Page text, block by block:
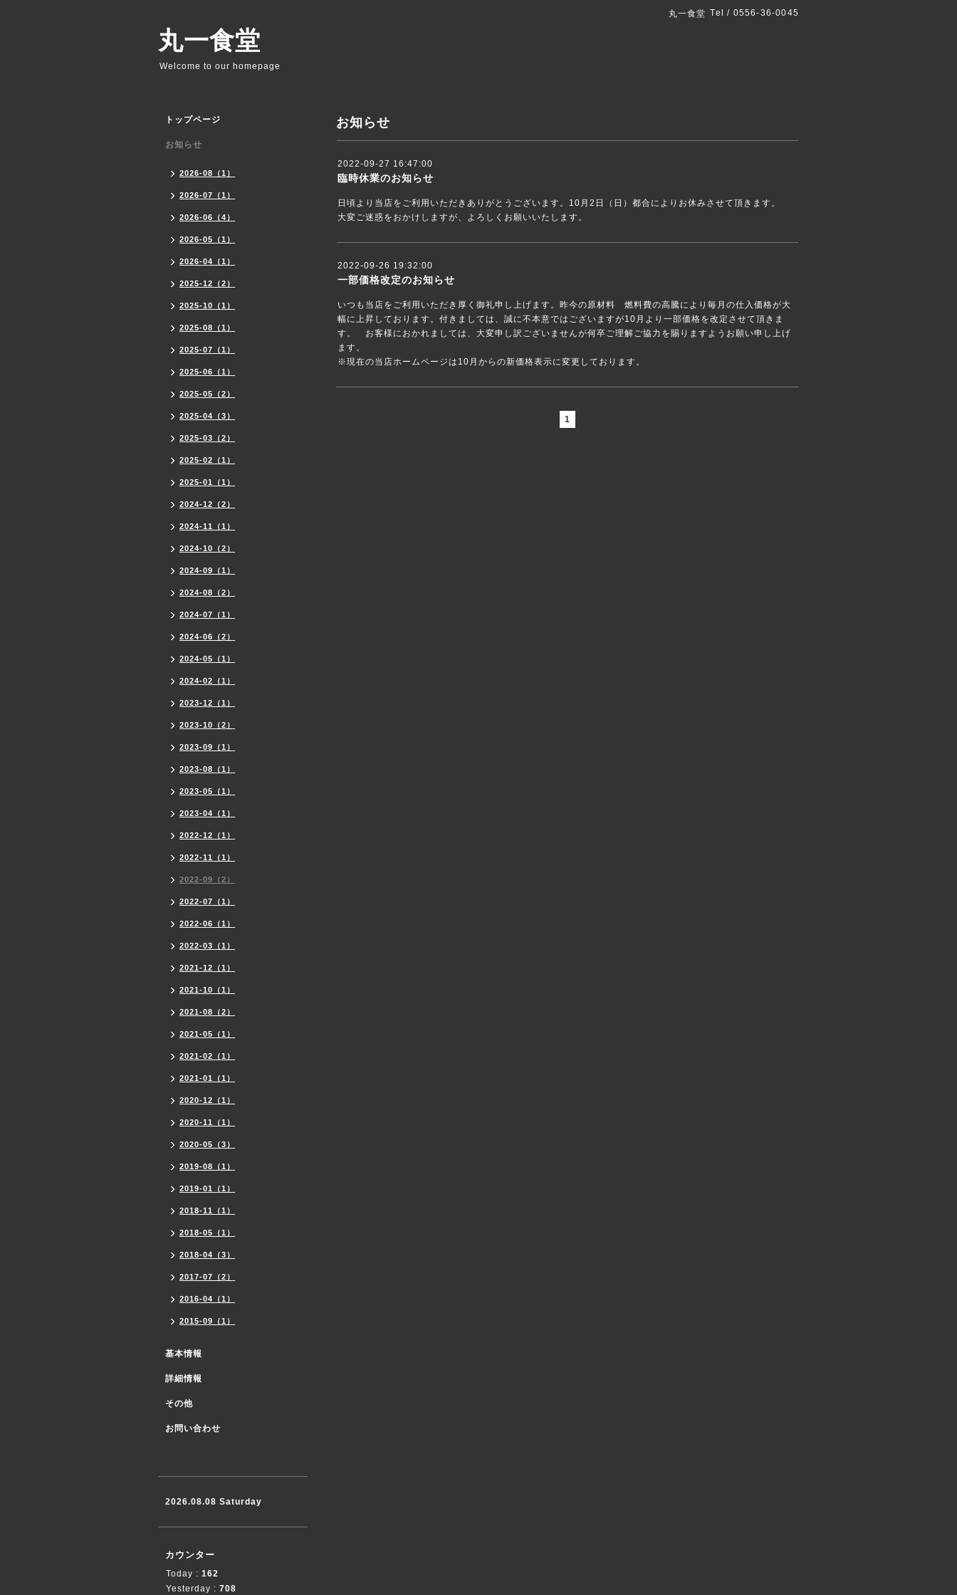
丸一食堂 Tel / 0556-36-0045
丸一食堂
Welcome to our homepage
お知らせ
2022-09-27 16:47:00
臨時休業のお知らせ
日頃より当店をご利用いただきありがとうございます。10月2日（日）都合によりお休みさせて頂きます。
大変ご迷惑をおかけしますが、よろしくお願いいたします。
2022-09-26 19:32:00
一部価格改定のお知らせ
いつも当店をご利用いただき厚く御礼申し上げます。昨今の原材料 燃料費の高騰により毎月の仕入価格が大
幅に上昇しております。付きましては、誠に不本意ではございますが10月より一部価格を改定させて頂きま
す。 お客様におかれましては、大変申し訳ございませんが何卒ご理解ご協力を賜りますようお願い申し上げ
ます。
※現在の当店ホームページは10月からの新価格表示に変更しております。
1
トップページ
お知らせ
2026-08（1）
2026-07（1）
2026-06（4）
2026-05（1）
2026-04（1）
2025-12（2）
2025-10（1）
2025-08（1）
2025-07（1）
2025-06（1）
2025-05（2）
2025-04（3）
2025-03（2）
2025-02（1）
2025-01（1）
2024-12（2）
2024-11（1）
2024-10（2）
2024-09（1）
2024-08（2）
2024-07（1）
2024-06（2）
2024-05（1）
2024-02（1）
2023-12（1）
2023-10（2）
2023-09（1）
2023-08（1）
2023-05（1）
2023-04（1）
2022-12（1）
2022-11（1）
2022-09（2）
2022-07（1）
2022-06（1）
2022-03（1）
2021-12（1）
2021-10（1）
2021-08（2）
2021-05（1）
2021-02（1）
2021-01（1）
2020-12（1）
2020-11（1）
2020-05（3）
2019-08（1）
2019-01（1）
2018-11（1）
2018-05（1）
2018-04（3）
2017-07（2）
2016-04（1）
2015-09（1）
基本情報
詳細情報
その他
お問い合わせ
2026.08.08 Saturday
カウンター
Today : 162
Yesterday : 708